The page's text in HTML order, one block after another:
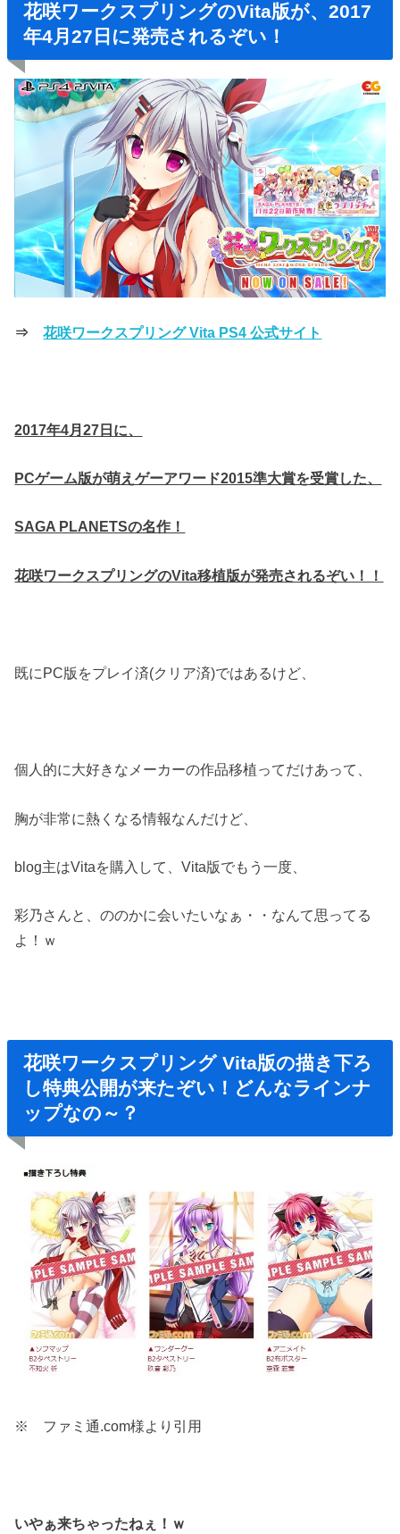
花咲ワークスプリングのVita版が、2017
年4月27日に発売されるぞい！
⇒花咲ワークスプリング Vita PS4 公式サイト
2017年4月27日に、
PCゲーム版が萌えゲーアワード2015準大賞を受賞した、
SAGA PLANETSの名作！
花咲ワークスプリングのVita移植版が発売されるぞい！！
既にPC版をプレイ済(クリア済)ではあるけど、
個人的に大好きなメーカーの作品移植ってだけあって、
胸が非常に熱くなる情報なんだけど、
blog主はVitaを購入して、Vita版でもう一度、
彩乃さんと、ののかに会いたいなぁ・・なんて思ってる
よ！ｗ
花咲ワークスプリング Vita版の描き下ろ
し特典公開が来たぞい！どんなラインナ
ップなの～？
※ ファミ通.com様より引用
いやぁ来ちゃったねぇ！ｗ